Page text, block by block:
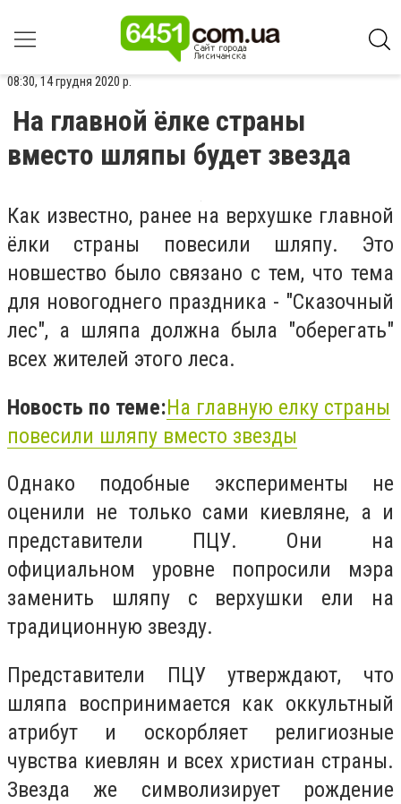
08:30, 14 грудня 2020 р.
На главной ёлке страны
вместо шляпы будет звезда
Как известно, ранее на верхушке главной
ёлки страны повесили шляпу. Это
новшество было связано с тем, что тема
для новогоднего праздника - "Сказочный
лес", а шляпа должна была "оберегать"
всех жителей этого леса.
Новость по теме:На главную елку страны
повесили шляпу вместо звезды
Однако подобные эксперименты не
оценили не только сами киевляне, а и
представители ПЦУ. Они на
официальном уровне попросили мэра
заменить шляпу с верхушки ели на
традиционную звезду.
Представители ПЦУ утверждают, что
шляпа воспринимается как оккультный
атрибут и оскорбляет религиозные
чувства киевлян и всех христиан страны.
Звезда же символизирует рождение